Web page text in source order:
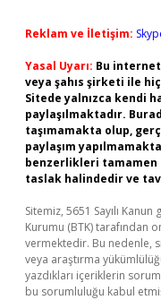
Reklam ve İletişim:
Yasal Uyarı: Bu
veya şahıs şirketi ile
Sitede yalnızca kendi
paylaşılmaktadır.
taşımamakta olup,
paylaşım
benzerlikleri
taslak halindedir ve
Sitemiz, 5651 Sayılı
Kurumu (BTK) tarafından
vermektedir. Bu nedenle,
veya araştırma
yazdıkları içeriklerin
bu sorumluluğu kabul